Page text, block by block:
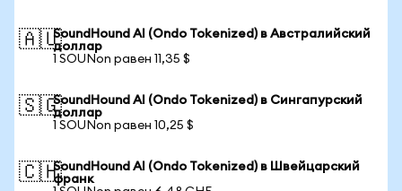
🇦🇺SoundHound AI (Ondo Tokenized) в Австралийский
доллар
1 SOUNon равен 11,35 $
🇸🇬SoundHound AI (Ondo Tokenized) в Сингапурский
доллар
1 SOUNon равен 10,25 $
🇨🇭SoundHound AI (Ondo Tokenized) в Швейцарский
франк